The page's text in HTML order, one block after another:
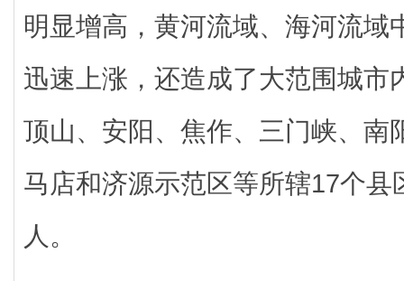
明显增高，黄河流域、海河流域
迅速上涨，还造成了大范围城市
顶山、安阳、焦作、三门峡、南
马店和济源示范区等所辖17个县
人。